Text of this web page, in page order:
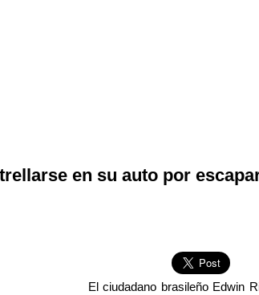
en su auto por
El ciudadano brasileño Edwin